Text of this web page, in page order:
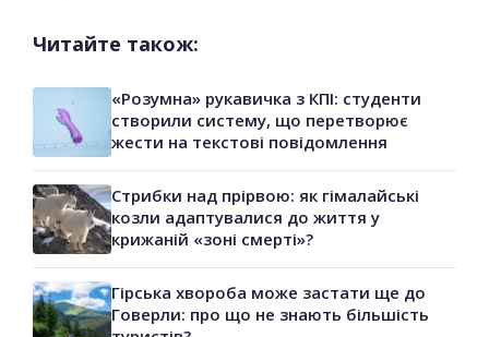
Читайте також:
«Розумна» рукавичка з КПІ: студенти
створили систему, що перетворює
жести на текстові повідомлення
Стрибки над прірвою: як гімалайські
козли адаптувалися до життя у
крижаній «зоні смерті»?
Гірська хвороба може застати ще до
Говерли: про що не знають більшість